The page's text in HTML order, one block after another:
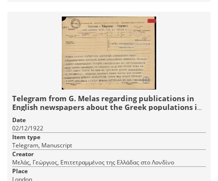
Telegram from G. Melas regarding publications in
English newspapers about the Greek populations in
Asia Minor.
Date
02/12/1922
Item type
Telegram, Manuscript
Creator
Μελάς, Γεώργιος, Επιτετραμμένος της Ελλάδας στο Λονδίνο
Place
London